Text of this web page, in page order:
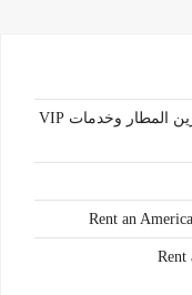
ايجار مرسيدس V_Class في مصر: ليموزين المطار وخدمات VIP
Rent an
Rent